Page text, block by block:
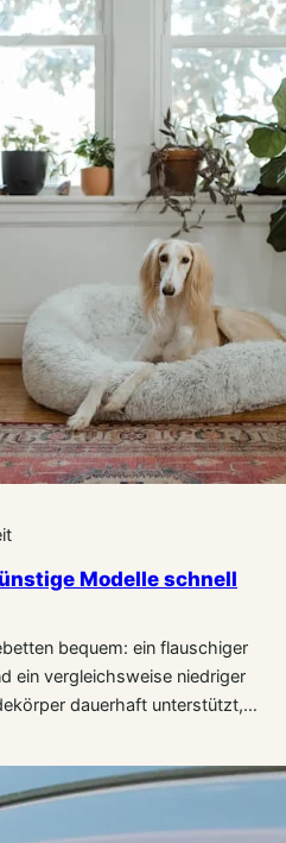
Modelle schnell
bequem: ein flauschiger
ein vergleichsweise niedriger
dauerhaft unterstützt,…